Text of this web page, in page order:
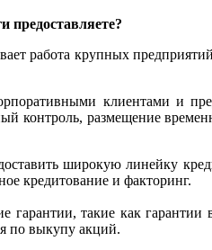
предоставляете?
работа крупных
клиентами и
контроль, размещение
широкую линейку
кредитование и факторинг.
такие как
по выкупу акций.